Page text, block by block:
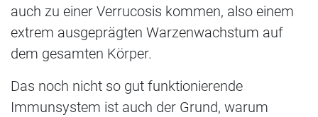
auch zu einer Verrucosis kommen, also einem
extrem ausgeprägten Warzenwachstum auf
dem gesamten Körper.
Das noch nicht so gut funktionierende
Immunsystem ist auch der Grund, warum